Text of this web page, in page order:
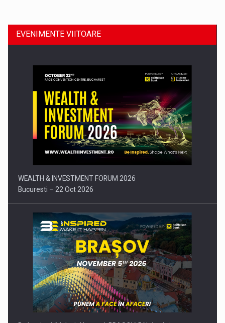
Comunicat de presa: Joburile part-time reincep sa intre pe…
EVENIMENTE VIITOARE
WEALTH & INVESTMENT FORUM 2026
Bucuresti – 22 Oct 2026